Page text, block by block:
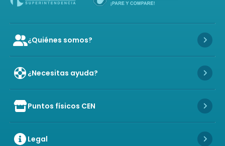
Icon of user-group
¿Quiénes somos? Icon
¿Necesitas ayuda? Icon
Icon of store
Puntos físicos CEN Icon
Legal Icon